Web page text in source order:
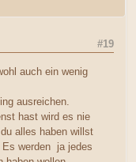
#19
auch ein wenig
ausreichen.
hast wird es nie
alles haben willst
Es werden ja jedes